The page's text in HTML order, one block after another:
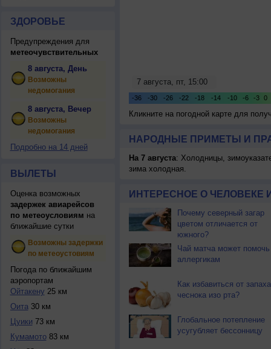
ЗДОРОВЬЕ
Предупреждения для
метеочувствительных
8 августа, День
Возможны
недомогания
8 августа, Вечер
Возможны
недомогания
Подробно на 14 дней
ВЫЛЕТЫ
Оценка возможных
задержек авиарейсов
по метеоусловиям на
ближайшие сутки
Возможны задержки
по метеоустовиям
Погода по ближайшим
аэропортам
Ойтакену 25 км
Оита30 км
Цуики 73 км
Кумамото83 км
Кликните на погодной карте для
НАРОДНЫЕ ПРИМЕТЫ И
На 7 августа: Холодницы,
зима холодная.
ИНТЕРЕСНОЕ О ЧЕЛОВЕКЕ
Почему северный загар
цветом отличается от
южного?
Чай матча может помочь
аллергикам
Как избавиться от запаха
чеснока изо рта?
Глобальное потепление
усугубляет бессонницу